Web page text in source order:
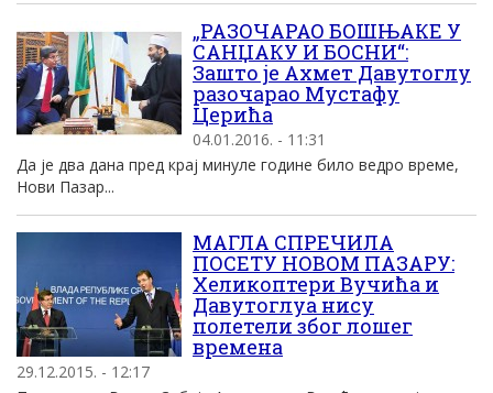
„РАЗОЧАРАО БОШЊАКЕ У
САНЏАКУ И БОСНИ“:
Зашто је Ахмет Давутоглу
разочарао Мустафу
Церића
04.01.2016. - 11:31
Да је два дана пред крај минуле године било ведро време,
Нови Пазар...
МАГЛА СПРЕЧИЛА
ПОСЕТУ НОВОМ ПАЗАРУ:
Хеликоптери Вучића и
Давутоглуа нису
полетели због лошег
времена
29.12.2015. - 12:17